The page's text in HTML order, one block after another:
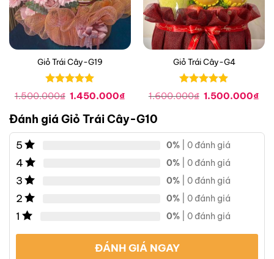
Giỏ Trái Cây-G19
Được xếp
hạng
05
1.500.000₫ Giá
là:
1.500.000₫.
1.450.000₫
là:
1.450.000₫.
Giỏ Trái Cây-G4
Được xếp
hạng
05
1.600.000₫ Giá
1.500.000₫
Đánh giá Giỏ Trái Cây-G10
5 0% | 0 đánh giá
4 0% | 0 đánh giá
3 0% | 0 đánh giá
2 0% | 0 đánh giá
1 0% | 0 đánh giá
ĐÁNH GIÁ NGAY